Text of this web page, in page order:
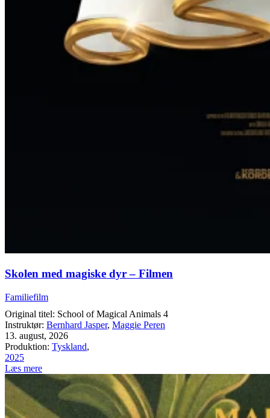
Skolen med magiske dyr – Filmen
Familiefilm
Original titel: School of Magical Animals 4
Instruktør: Bernhard Jasper, Maggie Peren
13. august, 2026
Produktion: Tyskland,
2025
Læs mere